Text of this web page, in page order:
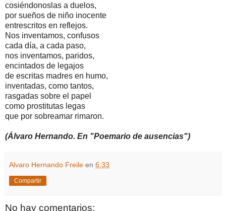
cosiéndonoslas a duelos,
por sueños de niño inocente
entrescritos en reflejos.
Nos inventamos, confusos
cada día, a cada paso,
nos inventamos, paridos,
encintados de legajos
de escritas madres en humo,
inventadas, como tantos,
rasgadas sobre el papel
como prostitutas legas
que por sobreamar rimaron.
(Álvaro Hernando. En "Poemario de ausencias")
Alvaro Hernando Freile en 6:33
Compartir
No hay comentarios: